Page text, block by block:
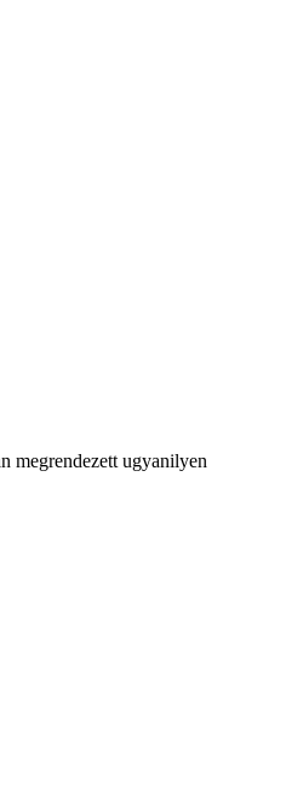
megrendezett ugyanilyen